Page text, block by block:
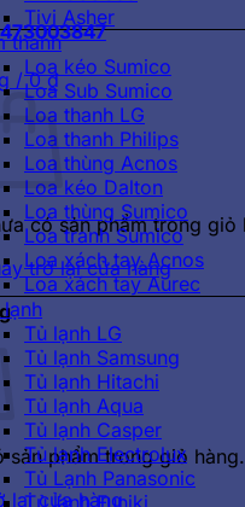
/0₫
có sản phẩm trong giỏ
trở lại cửa hàng
sản phẩm trong giỏ hàng.
lại cửa hàng
Tivi Asher
thanh
Loa kéo Sumico
Loa Sub Sumico
Loa thanh LG
Loa thanh Philips
Loa thùng Acnos
Loa kéo Dalton
Loa thùng Sumico
Loa tranh Sumico
Loa xách tay Acnos
Loa xách tay Aurec
lạnh
Tủ lạnh LG
Tủ lạnh Samsung
Tủ lạnh Hitachi
Tủ lạnh Aqua
Tủ lạnh Casper
Tủ lạnh Electrolux
Tủ Lạnh Panasonic
Tủ lạnh Funiki